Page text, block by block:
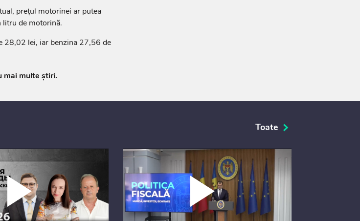
prețul motorinei ar putea
litru de motorină.
28,02 lei, iar benzina 27,56 de
mai multe știri.
Toate